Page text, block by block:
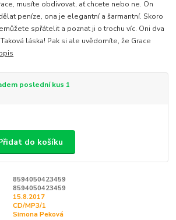
musíte obdivovat, ať chcete nebo ne. On
peníze, ona je elegantní a šarmantní. Skoro
spřátelit a poznat ji o trochu víc. Oni dva
láska! Pak si ale uvědomíte, že Grace
poslední kus 1
do košíku
8594050423459
8594050423459
15.8.2017
CD/MP3/1
Simona Peková